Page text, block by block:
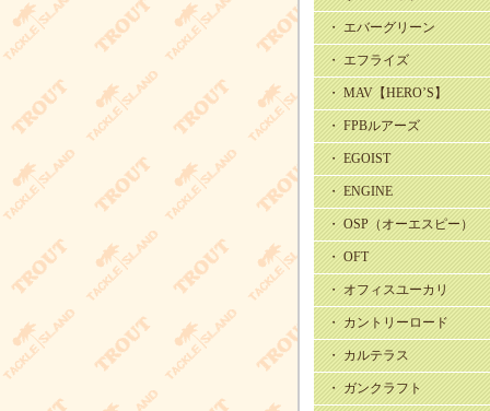
・ エバーグリーン
・ エフライズ
・ MAV【HERO’S】
・ FPBルアーズ
・ EGOIST
・ ENGINE
・ OSP（オーエスピー）
・ OFT
・ オフィスユーカリ
・ カントリーロード
・ カルテラス
・ ガンクラフト